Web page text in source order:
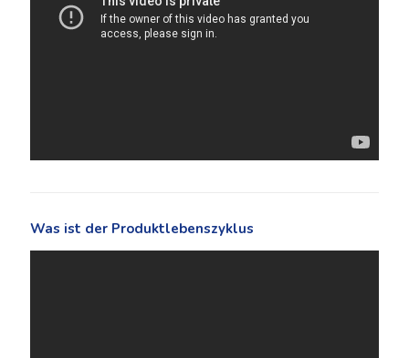
Was ist der Produktlebenszyklus